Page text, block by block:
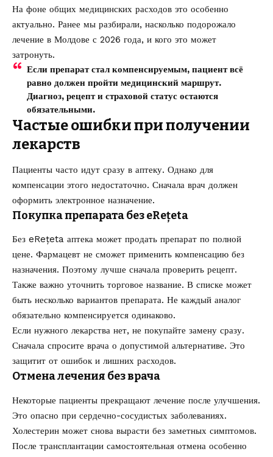
На фоне общих медицинских расходов это особенно
актуально. Ранее мы разбирали, насколько подорожало
лечение в Молдове с 2026 года, и кого это может
затронуть.
Если препарат стал компенсируемым, пациент всё
равно должен пройти медицинский маршрут.
Диагноз, рецепт и страховой статус остаются
обязательными.
Частые ошибки при получении
лекарств
Пациенты часто идут сразу в аптеку. Однако для
компенсации этого недостаточно. Сначала врач должен
оформить электронное назначение.
Покупка препарата без eRețeta
Без eRețeta аптека может продать препарат по полной
цене. Фармацевт не сможет применить компенсацию без
назначения. Поэтому лучше сначала проверить рецепт.
Также важно уточнить торговое название. В списке может
быть несколько вариантов препарата. Не каждый аналог
обязательно компенсируется одинаково.
Если нужного лекарства нет, не покупайте замену сразу.
Сначала спросите врача о допустимой альтернативе. Это
защитит от ошибок и лишних расходов.
Отмена лечения без врача
Некоторые пациенты прекращают лечение после улучшения.
Это опасно при сердечно-сосудистых заболеваниях.
Холестерин может снова вырасти без заметных симптомов.
После трансплантации самостоятельная отмена особенно